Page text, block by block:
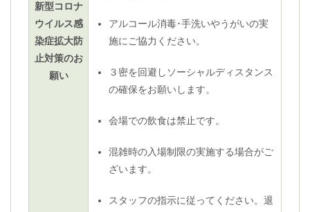
新型コロナ
ウイルス感
染症拡大防
止対策のお
願い
アルコール消毒･手洗いやうがいの実
施にご協力ください。
３密を回避しソーシャルディスタンス
の確保をお願いします。
会場での飲食は禁止です。
混雑時の入場制限の実施する場合がご
ざいます。
スタッフの指示に従ってください。退